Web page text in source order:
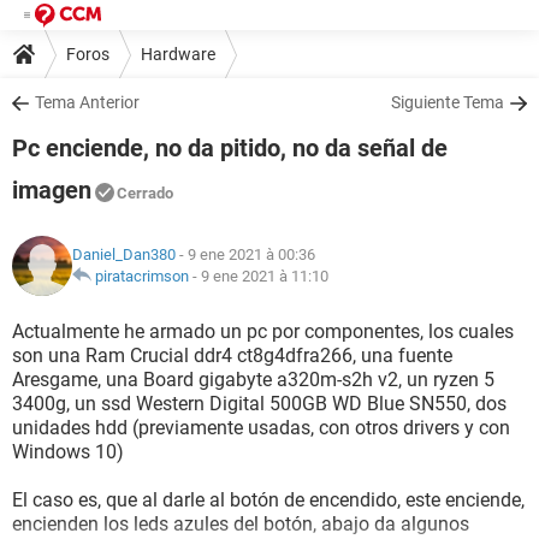
Foros Hardware
Tema Anterior Siguiente Tema
Pc enciende, no da pitido, no da señal de
imagen
Cerrado
Daniel_Dan380 - 9 ene 2021 à 00:36
piratacrimson - 9 ene 2021 à 11:10
Actualmente he armado un pc por componentes, los cuales
son una Ram Crucial ddr4 ct8g4dfra266, una fuente
Aresgame, una Board gigabyte a320m-s2h v2, un ryzen 5
3400g, un ssd Western Digital 500GB WD Blue SN550, dos
unidades hdd (previamente usadas, con otros drivers y con
Windows 10)
El caso es, que al darle al botón de encendido, este enciende,
encienden los leds azules del botón, abajo da algunos